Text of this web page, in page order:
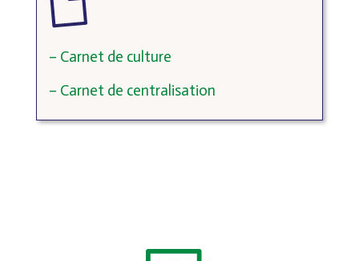
– Carnet de culture
– Carnet de centralisation